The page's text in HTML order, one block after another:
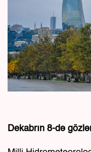
Dekabrın 8-də